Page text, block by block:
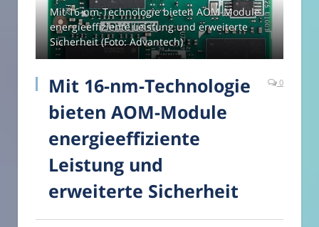
Mit 16-nm-Technologie bieten AOM-Module
energieeffiziente Leistung und erweiterte
Sicherheit (Foto: Advantech)
Mit 16-nm-Technologie
bieten AOM-Module
energieeffiziente
Leistung und
erweiterte Sicherheit
0